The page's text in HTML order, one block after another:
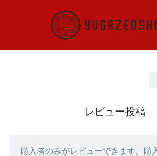
レビュー投稿
購入者のみがレビューできます。購